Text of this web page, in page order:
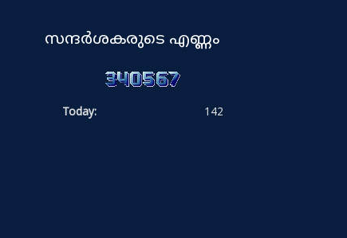
സന്ദർശകരുടെ എണ്ണം
Today: 142